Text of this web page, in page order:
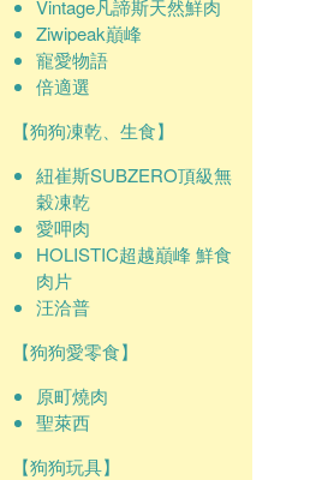
Vintage凡諦斯天然鮮肉
Ziwipeak巔峰
寵愛物語
倍適選
【狗狗凍乾、生食】
紐崔斯SUBZERO頂級無
穀凍乾
愛呷肉
HOLISTIC超越巔峰 鮮食
肉片
汪洽普
【狗狗愛零食】
原町燒肉
聖萊西
【狗狗玩具】